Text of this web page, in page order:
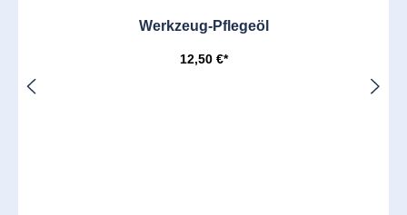
Werkzeug-Pflegeöl
12,50 €*